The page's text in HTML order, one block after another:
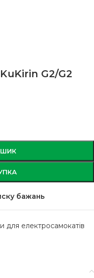
G2/G2
бажань
для електросамокатів